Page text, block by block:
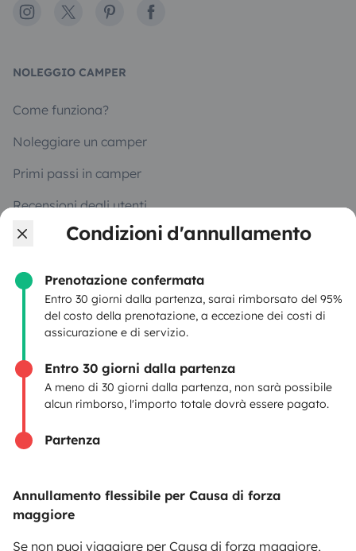
Condizioni d'annullamento
Prenotazione confermata
Entro 30 giorni dalla partenza, sarai rimborsato del 95%
del costo della prenotazione, a eccezione dei costi di
assicurazione e di servizio.
Entro 30 giorni dalla partenza
A meno di 30 giorni dalla partenza, non sarà possibile
alcun rimborso, l'importo totale dovrà essere pagato.
Partenza
Annullamento flessibile per Causa di forza
maggiore
Se non puoi viaggiare per Causa di forza maggiore,
Instagram
X PinterestFacebook
NOLEGGIO CAMPER
Come funziona?
Noleggiare un camper
Primi passi in camper
Recensioni degli utenti
Aiuto viaggiatore
PROPRIETARI
Inserire un veicolo
Contratto di viaggio
Assicurazione camper
Assistenza stradale